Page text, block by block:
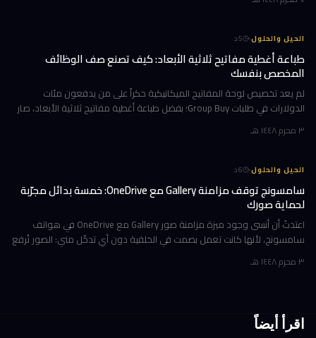
الحيل والحلول·
5د
طباعة أغطية مفاتيح ثلاثية الأبعاد: كيف تصنع صف الوظائف
المخصص بنفسك
لم يعد تخصيص لوحة المفاتيح الميكانيكية حكراً على من يدفعون مئات
الدولارات في طلبات Group Buy؛ بفضل طباعة أغطية مفاتيح ثلاثية الأبعاد، صار
٣ محرم ١٤٤٨ هـ
الحيل والحلول·
6د
سامسونج توقف مزامنة Gallery مع OneDrive: خمسة بدائل مجرّبة
لحماية صورك
اعتدتُ أن أنسى وجود ميزة مزامنة صور Gallery مع OneDrive في هواتف
سامسونج، لأنها كانت تعمل بصمت في الخلفية دون أي تدخّل مني: الصور تُرفع
٣ محرم ١٤٤٨ هـ
اقرأ أيضاً